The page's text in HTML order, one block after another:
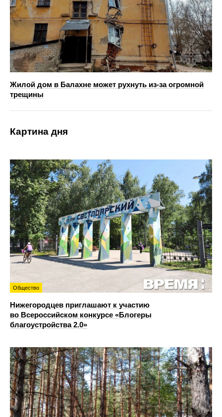
Жилой дом в Балахне может рухнуть из-за огромной
трещины
Картина дня
Общество
Нижегородцев приглашают к участию
во Всероссийском конкурсе «Блогеры
благоустройства 2.0»